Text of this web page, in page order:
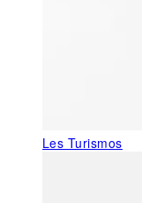
Les Turismos